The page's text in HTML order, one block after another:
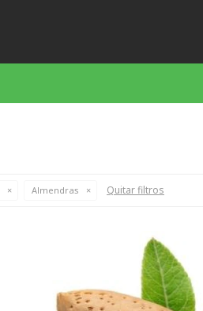
Almendras Quitar filtros